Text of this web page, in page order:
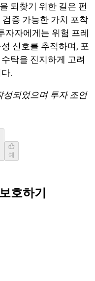
되찾기 위한 길은 펀
증 가능한 가치 포착
자자에게는 위험 프레
신호를 추적하며, 포
탁을 진지하게 고려
.
성되었으며 투자 조언
예
호하기